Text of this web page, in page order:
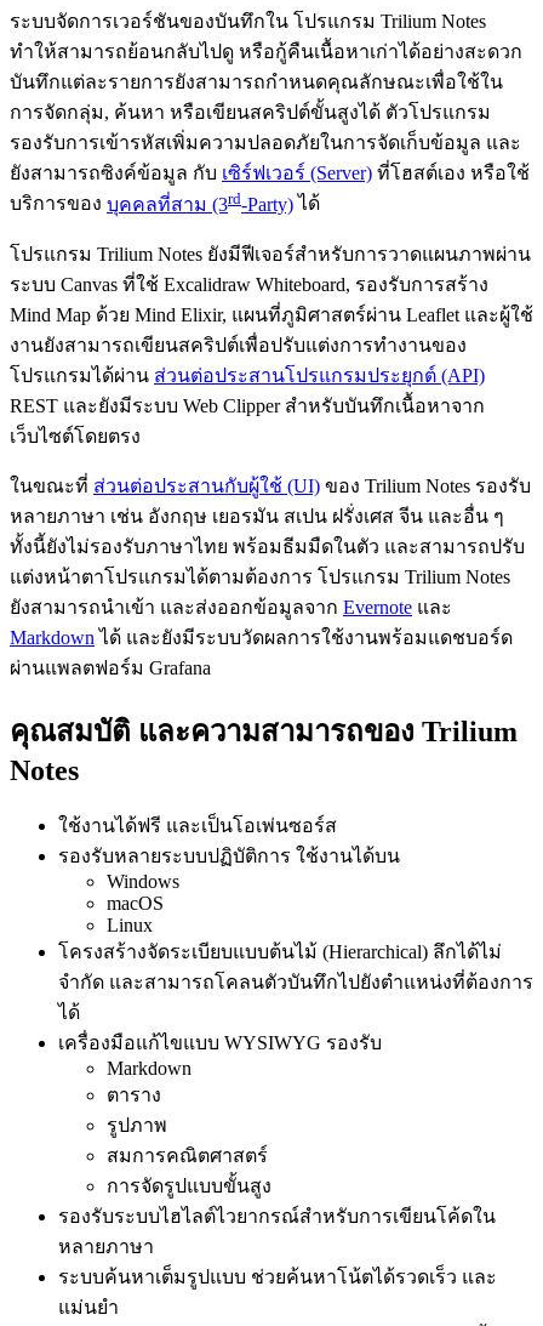
ระบบจัดการเวอร์ชันของบันทึกใน โปรแกรม Trilium Notes
ทำให้สามารถย้อนกลับไปดู หรือกู้คืนเนื้อหาเก่าได้อย่างสะดวก
บันทึกแต่ละรายการยังสามารถกำหนดคุณลักษณะเพื่อใช้ใน
การจัดกลุ่ม, ค้นหา หรือเขียนสคริปต์ขั้นสูงได้ ตัวโปรแกรม
รองรับการเข้ารหัสเพิ่มความปลอดภัยในการจัดเก็บข้อมูล และ
ยังสามารถซิงค์ข้อมูล กับ เซิร์ฟเวอร์ (Server) ที่โฮสต์เอง หรือใช้
บริการของ บุคคลที่สาม (3rd-Party) ได้
โปรแกรม Trilium Notes ยังมีฟีเจอร์สำหรับการวาดแผนภาพผ่าน
ระบบ Canvas ที่ใช้ Excalidraw Whiteboard, รองรับการสร้าง
Mind Map ด้วย Mind Elixir, แผนที่ภูมิศาสตร์ผ่าน Leaflet และผู้ใช้
งานยังสามารถเขียนสคริปต์เพื่อปรับแต่งการทำงานของ
โปรแกรมได้ผ่าน ส่วนต่อประสานโปรแกรมประยุกต์ (API)
REST และยังมีระบบ Web Clipper สำหรับบันทึกเนื้อหาจาก
เว็บไซต์โดยตรง
ในขณะที่ ส่วนต่อประสานกับผู้ใช้ (UI) ของ Trilium Notes รองรับ
หลายภาษา เช่น อังกฤษ เยอรมัน สเปน ฝรั่งเศส จีน และอื่น ๆ
ทั้งนี้ยังไม่รองรับภาษาไทย พร้อมธีมมืดในตัว และสามารถปรับ
แต่งหน้าตาโปรแกรมได้ตามต้องการ โปรแกรม Trilium Notes
ยังสามารถนำเข้า และส่งออกข้อมูลจาก Evernote และ
Markdown ได้ และยังมีระบบวัดผลการใช้งานพร้อมแดชบอร์ด
ผ่านแพลตฟอร์ม Grafana
คุณสมบัติ และความสามารถของ Trilium
Notes
ใช้งานได้ฟรี และเป็นโอเพ่นซอร์ส
รองรับหลายระบบปฏิบัติการ ใช้งานได้บน
Windows
macOS
Linux
โครงสร้างจัดระเบียบแบบต้นไม้ (Hierarchical) ลึกได้ไม่
จำกัด และสามารถโคลนตัวบันทึกไปยังตำแหน่งที่ต้องการ
ได้
เครื่องมือแก้ไขแบบ WYSIWYG รองรับ
Markdown
ตาราง
รูปภาพ
สมการคณิตศาสตร์
การจัดรูปแบบขั้นสูง
รองรับระบบไฮไลต์ไวยากรณ์สำหรับการเขียนโค้ดใน
หลายภาษา
ระบบค้นหาเต็มรูปแบบ ช่วยค้นหาโน้ตได้รวดเร็ว และ
แม่นยำ